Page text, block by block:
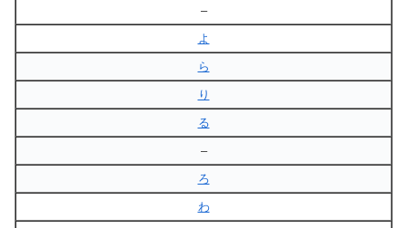
–
よ
ら
り
る
–
ろ
わ